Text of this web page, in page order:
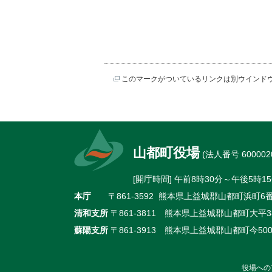
このマークがついているリンクは別ウインド
山都町役場(法人番号
[開庁時間] 午前8時30分～午後5時
本庁 〒861-3592 熊本県上益城郡山都町浜町6
清和支所 〒861-3811 熊本県上益城郡山都町大平
蘇陽支所 〒861-3913 熊本県上益城郡山都町今
役場へ